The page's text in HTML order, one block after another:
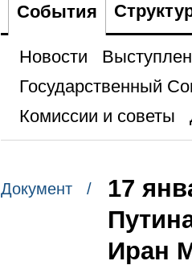
События
Новости
Государственный
Комиссии и советы
Документ /
17
Иран